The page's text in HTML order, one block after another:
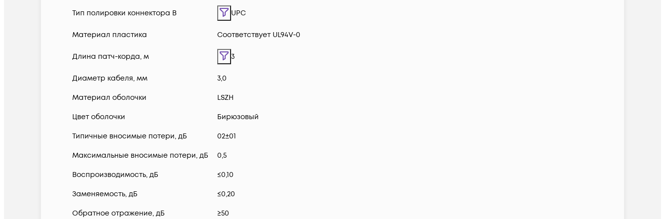
Тип полировки коннектора B UPC
Материал пластика Соответствует UL94V-0
Длина патч-корда, м 3
Диаметр кабеля, мм 3,0
Материал оболочки LSZH
Цвет оболочки Бирюзовый
Типичные вносимые потери, дБ 02±01
Максимальные вносимые потери, дБ 0,5
Воспроизводимость, дБ ≤0,10
Заменяемость, дБ ≤0,20
Обратное отражение, дБ ≥50